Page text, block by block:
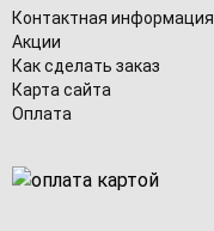
Контактная информация
Акции
Как сделать заказ
Карта сайта
Оплата